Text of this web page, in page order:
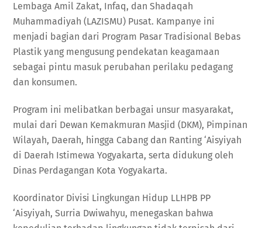
Lembaga Amil Zakat, Infaq, dan Shadaqah
Muhammadiyah (LAZISMU) Pusat. Kampanye ini
menjadi bagian dari Program Pasar Tradisional Bebas
Plastik yang mengusung pendekatan keagamaan
sebagai pintu masuk perubahan perilaku pedagang
dan konsumen.
Program ini melibatkan berbagai unsur masyarakat,
mulai dari Dewan Kemakmuran Masjid (DKM), Pimpinan
Wilayah, Daerah, hingga Cabang dan Ranting ‘Aisyiyah
di Daerah Istimewa Yogyakarta, serta didukung oleh
Dinas Perdagangan Kota Yogyakarta.
Koordinator Divisi Lingkungan Hidup LLHPB PP
‘Aisyiyah, Surria Dwiwahyu, menegaskan bahwa